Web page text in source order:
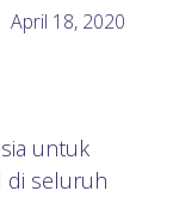
April 18, 2020
untuk
di seluruh